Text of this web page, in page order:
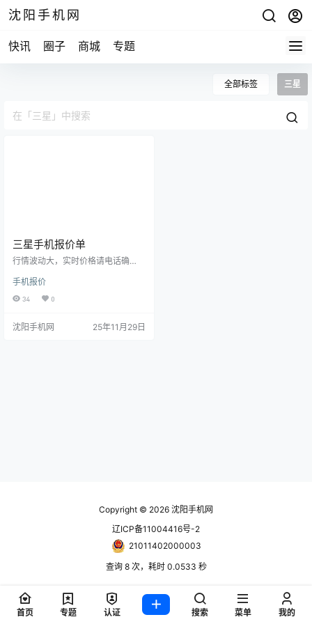
沈阳手机网
快讯 圈子 商城 专题
全部标签 三星
三星手机报价单
行情波动大，实时价格请电话确
新业务，修手机！ 15524468880微
信同步，15674294444微信同步 沈
站更新！ www.024hh.com 微信公
手机报价
34 0
沈阳手机网 25年11月29日
Copyright © 2026 沈阳手机网
辽ICP备11004416号-2
21011402000003
查询 8 次，耗时 0.0533 秒
首页 专题 认证 搜索 菜单 我的